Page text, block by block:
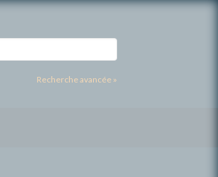
Recherche avancée »